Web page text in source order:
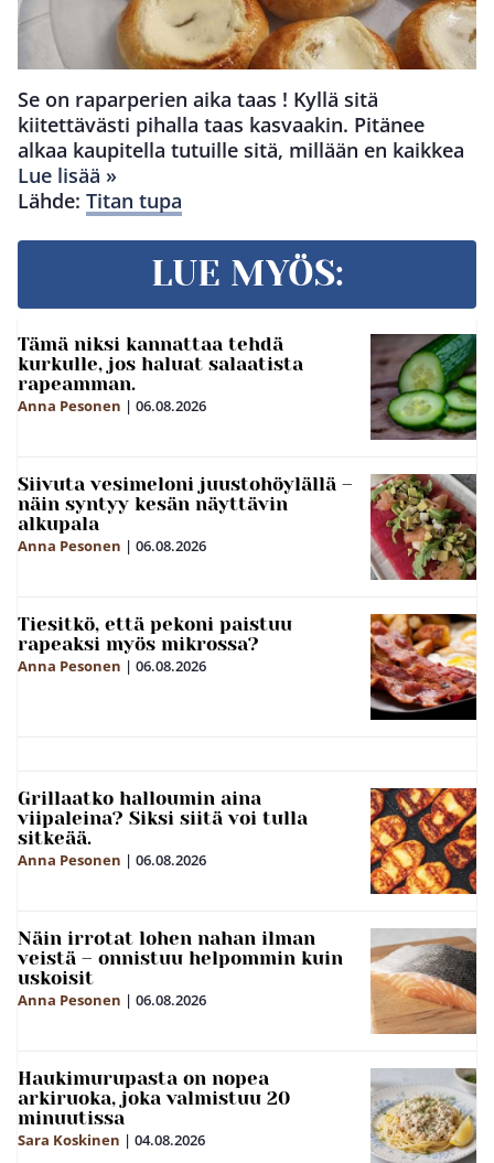
Se on raparperien aika taas ! Kyllä sitä
kiitettävästi pihalla taas kasvaakin. Pitänee
alkaa kaupitella tutuille sitä, millään en kaikkea
Lue lisää »
Lähde: Titan tupa
LUE MYÖS:
Tämä niksi kannattaa tehdä
kurkulle, jos haluat salaatista
rapeamman.
Anna Pesonen | 06.08.2026
Siivuta vesimeloni juustohöylällä –
näin syntyy kesän näyttävin
alkupala
Anna Pesonen | 06.08.2026
Tiesitkö, että pekoni paistuu
rapeaksi myös mikrossa?
Anna Pesonen | 06.08.2026
Grillaatko halloumin aina
viipaleina? Siksi siitä voi tulla
sitkeää.
Anna Pesonen | 06.08.2026
Näin irrotat lohen nahan ilman
veistä – onnistuu helpommin kuin
uskoisit
Anna Pesonen | 06.08.2026
Haukimurupasta on nopea
arkiruoka, joka valmistuu 20
minuutissa
Sara Koskinen | 04.08.2026